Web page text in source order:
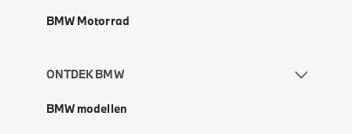
BMW Motorrad
ONTDEK BMW
BMW modellen